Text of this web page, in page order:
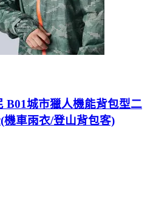
B01城市獵人機能背包型二
機車雨衣/登山背包客)